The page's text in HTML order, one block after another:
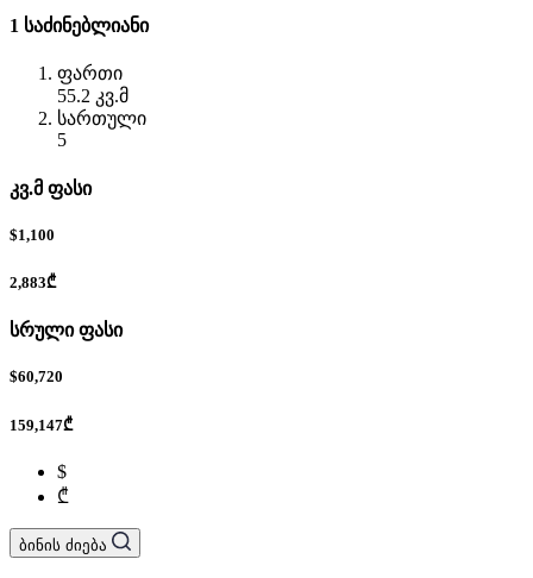
1 საძინებლიანი
ფართი
55.2 კვ.მ
სართული
5
კვ.მ ფასი
$1,100
2,883₾
სრული ფასი
$60,720
159,147₾
$
₾
ბინის ძიება